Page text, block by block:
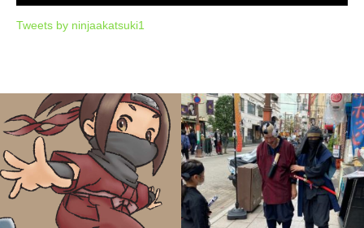
Tweets by ninjaakatsuki1